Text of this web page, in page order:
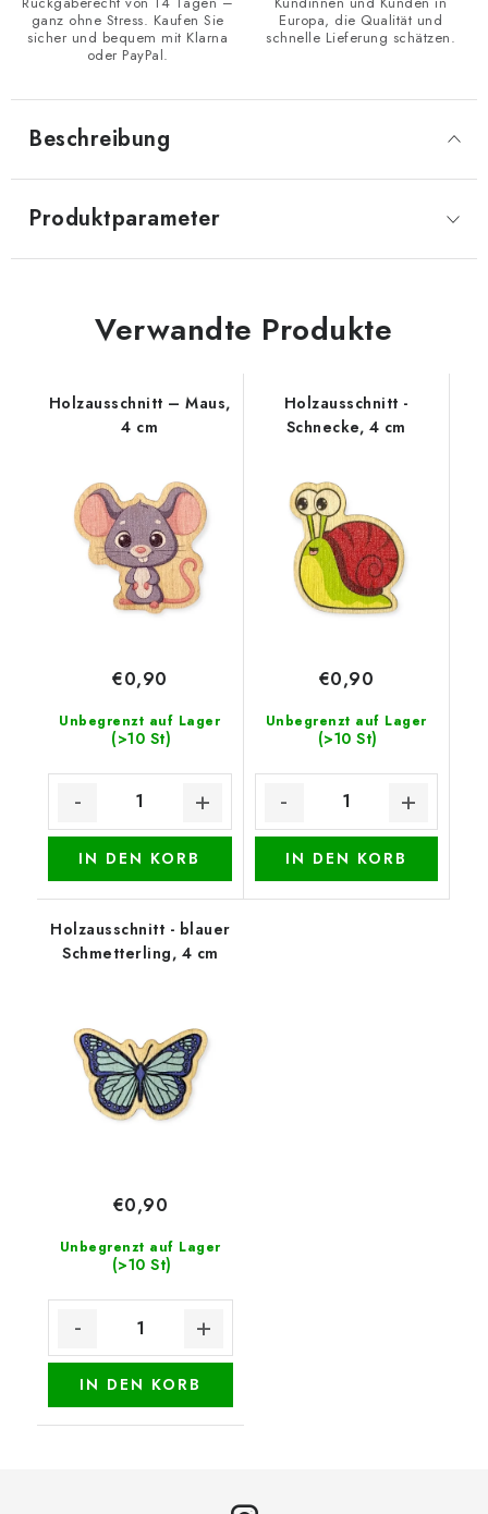
ganz ohne Stress. Kaufen Sie
sicher und bequem mit Klarna
oder PayPal.
Europa, die Qualität und
schnelle Lieferung schätzen.
Beschreibung
Produktparameter
Verwandte Produkte
Holzausschnitt – Maus,
4 cm
Unbegrenzt auf Lager
(>10 St)
€0,90
IN DEN KORB
Holzausschnitt -
Schnecke, 4 cm
Unbegrenzt auf Lager
(>10 St)
€0,90
IN DEN KORB
Holzausschnitt - blauer
Schmetterling, 4 cm
Unbegrenzt auf Lager
(>10 St)
€0,90
IN DEN KORB